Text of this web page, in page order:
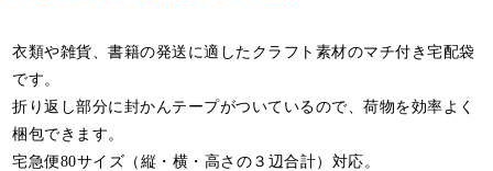
衣類や雑貨、書籍の発送に適したクラフト素材のマチ付き宅配袋
です。
折り返し部分に封かんテープがついているので、荷物を効率よく
梱包できます。
宅急便80サイズ（縦・横・高さの３辺合計）対応。